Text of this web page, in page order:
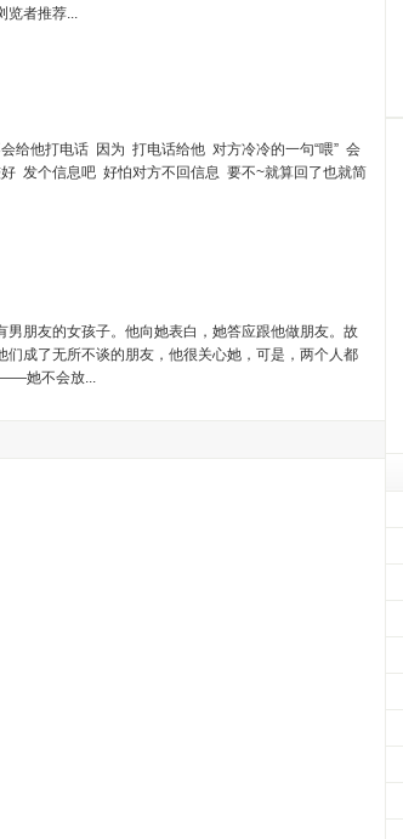
览者推荐...
给他打电话 ­ 因为 ­ 打电话给他 ­ 对方冷冷的一句“喂” ­ 会
发个信息吧 ­ 好怕对方不回信息 ­ 要不~就算回了也就简
朋友的女孩子。他向她表白，她答应跟他做朋友。故
们成了无所不谈的朋友，他很关心她，可是，两个人都
——她不会放...